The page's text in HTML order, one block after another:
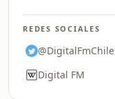
REDES SOCIALES
@DigitalFmChile
Digital FM